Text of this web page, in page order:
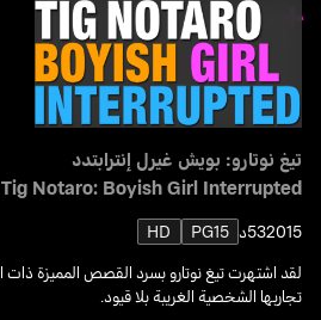
تيغ نوتارو: بويش غيرل إنترابتدد
Tig Notaro: Boyish Girl Interrupted
201553د PG15
HD
تجاربها الشخصية الغريبة بلا قيود.